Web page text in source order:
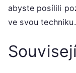
abyste posílili
ve svou techniku.